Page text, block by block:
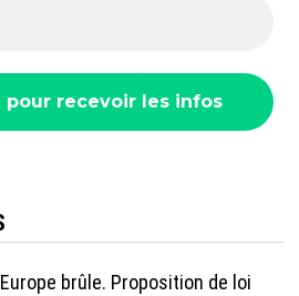
brûle. Proposition de loi